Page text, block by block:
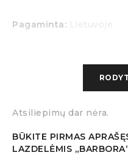
Pagaminta: Lietuvoje
Atsiliepimų dar nėra.
BŪKITE PIRMAS
LAZDELĖMIS